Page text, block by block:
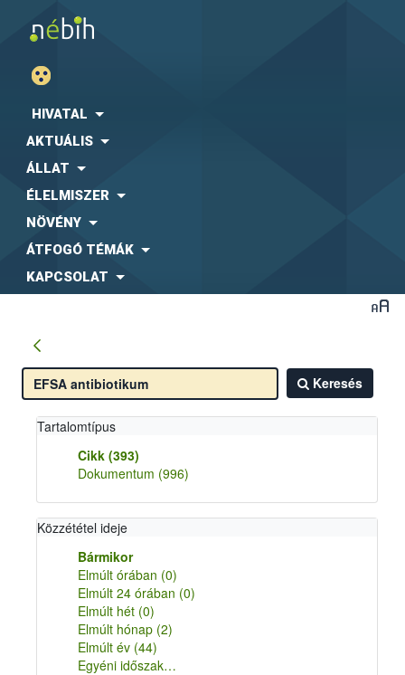
HIVATAL
AKTUÁLIS
ÁLLAT
ÉLELMISZER
NÖVÉNY
ÁTFOGÓ TÉMÁK
KAPCSOLAT
Keresés
Tartalomtípus
Cikk (393)
Dokumentum (996)
Közzététel ideje
Bármikor
Elmúlt órában (0)
Elmúlt 24 órában (0)
Elmúlt hét (0)
Elmúlt hónap (2)
Elmúlt év (44)
Egyéni időszak…